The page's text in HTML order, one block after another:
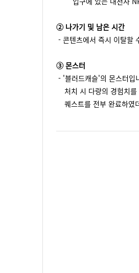
② 나가기 및 남은 시간
- 콘텐츠에서 즉시 이탈할
③ 몬스터
- '블러드캐슬'의 몬스터입
처치 시 다량의 경험치를
퀘스트를 전부 완료하였